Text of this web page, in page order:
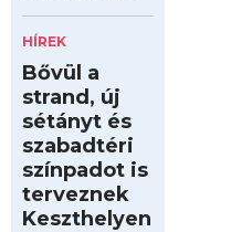
HÍREK
Bővül a
strand, új
sétányt és
szabadtéri
színpadot is
terveznek
Keszthelyen